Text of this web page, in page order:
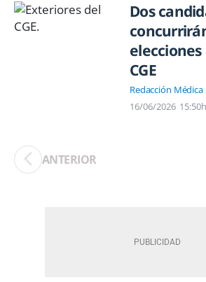
Dos
elecciones
CGE
Redacción Médica
16/06/2026 15:50h
ANTERIOR